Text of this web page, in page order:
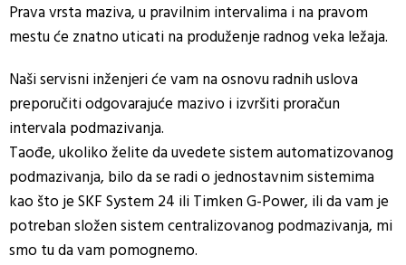
Prava vrsta maziva, u pravilnim intervalima i na pravom
mestu će znatno uticati na produženje radnog veka ležaja.
Naši servisni inženjeri će vam na osnovu radnih uslova
preporučiti odgovarajuće mazivo i izvršiti proračun
intervala podmazivanja.
Taođe, ukoliko želite da uvedete sistem automatizovanog
podmazivanja, bilo da se radi o jednostavnim sistemima
kao što je SKF System 24 ili Timken G-Power, ili da vam je
potreban složen sistem centralizovanog podmazivanja, mi
smo tu da vam pomognemo.